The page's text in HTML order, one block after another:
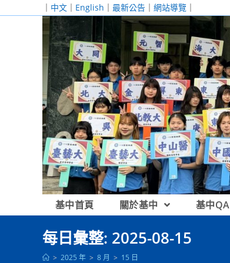
｜ 中文 ｜ English ｜ 最新公告 ｜ 網站導覽 ｜
基中首頁 關於基中 基中QA
每日彙整: 2025-08-15
> 2025 年 > 8 月 > 15 日